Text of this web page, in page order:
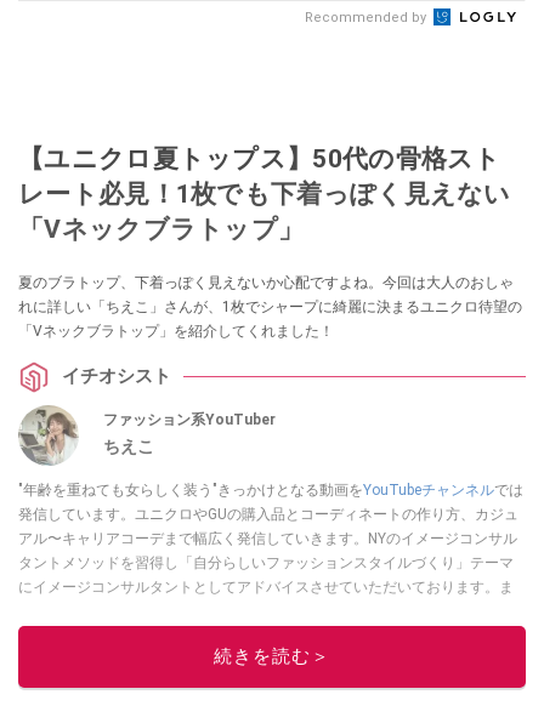
Recommended by
【ユニクロ夏トップス】50代の骨格スト
レート必見！1枚でも下着っぽく見えない
「Vネックブラトップ」
夏のブラトップ、下着っぽく見えないか心配ですよね。今回は大人のおしゃ
れに詳しい「ちえこ」さんが、1枚でシャープに綺麗に決まるユニクロ待望の
「Vネックブラトップ」を紹介してくれました！
イチオシスト
ファッション系YouTuber
ちえこ
"年齢を重ねても女らしく装う"きっかけとなる動画をYouTubeチャンネルでは
発信しています。ユニクロやGUの購入品とコーディネートの作り方、カジュ
アル〜キャリアコーデまで幅広く発信していきます。NYのイメージコンサル
タントメソッドを習得し「自分らしいファッションスタイルづくり」テーマ
にイメージコンサルタントとしてアドバイスさせていただいております。ま
積み上げ続けている外資系企業のコンサルタント（25年以上のキャリア）か
続きを読む＞